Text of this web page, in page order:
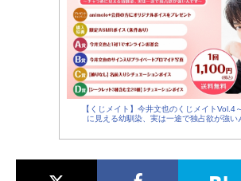
【くじメイト】今井文也のくじメイトVol.4
に見える幼馴染、実は一途で独占欲が強い